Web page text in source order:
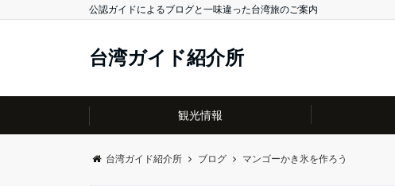
公認ガイドによるブログと一味違った台湾旅のご案内
台湾ガイド紹介所
観光情報
台湾ガイド紹介所 ブログ マンゴーかき氷を作ろう